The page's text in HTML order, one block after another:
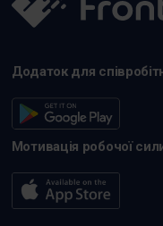
Додаток для
Мотивація робочої